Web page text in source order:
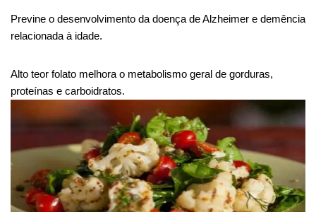
Previne o desenvolvimento da doença de Alzheimer e demência
relacionada à idade.
Alto teor folato melhora o metabolismo geral de gorduras,
proteínas e carboidratos.